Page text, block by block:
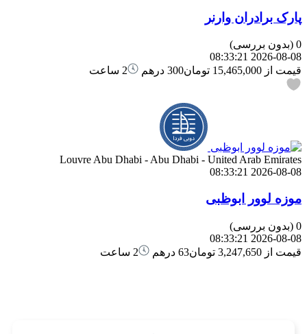
پارک برادران وارنر
0 (بدون بررسی)
2026-08-08 08:33:21
قیمت از
300 درهم 2 ساعت
Louvre Abu Dhabi - Abu Dhabi - United Arab Emirates
2026-08-08 08:33:21
موزه لوور ابوظبی
0 (بدون بررسی)
2026-08-08 08:33:21
قیمت از
63 درهم 2 ساعت